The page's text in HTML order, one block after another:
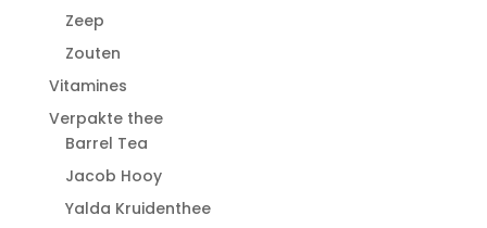
Zeep
Zouten
Vitamines
Verpakte thee
Barrel Tea
Jacob Hooy
Yalda Kruidenthee